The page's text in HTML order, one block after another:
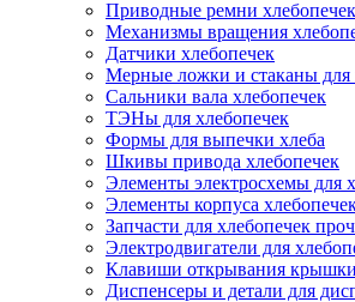
Приводные ремни хлебопечек
Механизмы вращения
Датчики хлебопечек
Мерные ложки и стаканы для
Сальники вала хлебопечек
ТЭНы для хлебопечек
Формы для выпечки хлеба
Шкивы привода хлебопечек
Элементы электросхемы для
Элементы корпуса
Запчасти для хлебопечек
Электродвигатели для
Клавиши открывания
Диспенсеры и детали для